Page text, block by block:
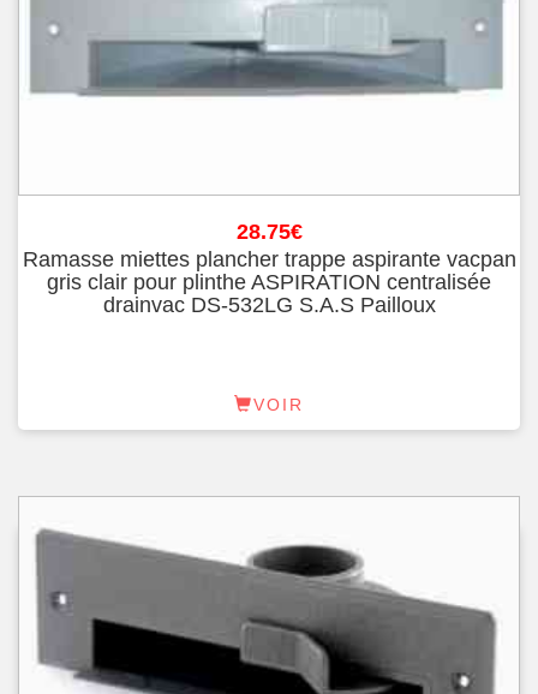
28.75€
Ramasse miettes plancher trappe aspirante vacpan
gris clair pour plinthe ASPIRATION centralisée
drainvac DS-532LG S.A.S Pailloux
VOIR